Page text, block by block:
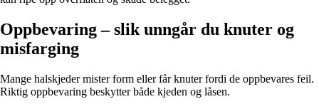
Oppbevaring – slik unngår du knuter og
misfarging
Mange halskjeder mister form eller får knuter fordi de oppbevares feil.
Riktig oppbevaring beskytter både kjeden og låsen.